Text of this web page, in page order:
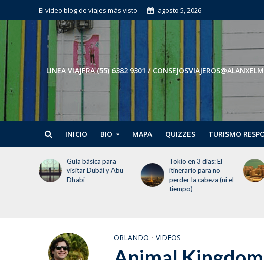
El video blog de viajes más visto agosto 5, 2026
LINEA VIAJERA (55) 6382 9301 /
INICIO BIO MAPA QUIZZES TURISMO
básica para
Dubái y Abu
Tokio en 3 días: El
itinerario para no
perder la cabeza (ni el
Guía de Málaga: Qué
ver y hacer en tu
visita
ORLANDO • VIDEOS